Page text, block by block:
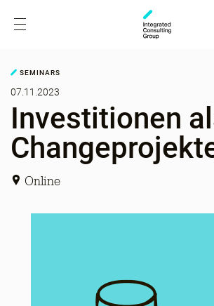
SEMINARS
07.11.2023
Investitionen
Online